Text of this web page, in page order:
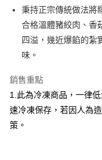
悠遊付
Google Pay
全盈+PAY
大哥付你分期
相關說明
【大哥付你分期使用說明】
1.本服務由台灣大哥大提供
2.付款方式選擇「大哥付
秉持正宗傳統做法將
合格溫體豬絞肉、香
四溢，幾近爆餡的紮
味。
銷售重點
1.此為冷凍商品，一律
速冷凍保存，若因人為
策。